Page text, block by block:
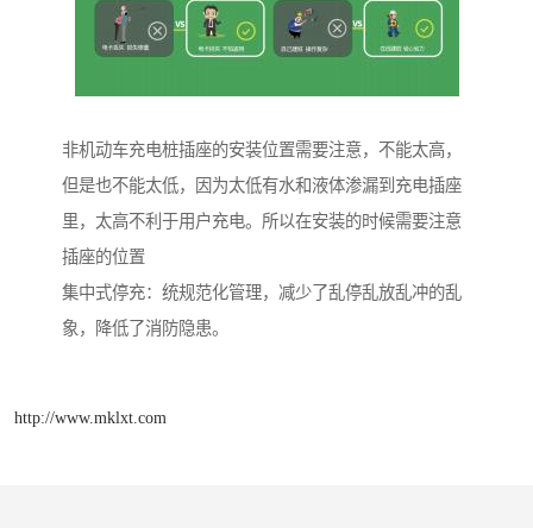
非机动车充电桩插座的安装位置需要注意，不能太高，
但是也不能太低，因为太低有水和液体渗漏到充电插座
里，太高不利于用户充电。所以在安装的时候需要注意
插座的位置
集中式停充：统规范化管理，减少了乱停乱放乱冲的乱
象，降低了消防隐患。
http://www.mklxt.com